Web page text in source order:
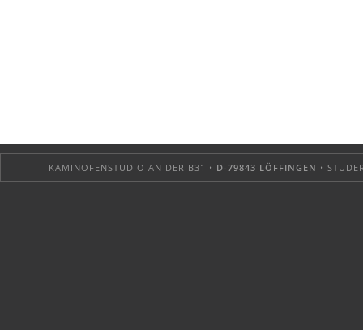
KAMINOFENSTUDIO AN DER B31 • D-79843 LÖFFINGEN •